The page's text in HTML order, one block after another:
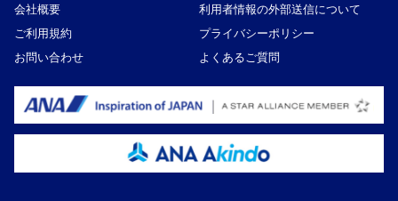
会社概要
利用者情報の外部送信について
ご利用規約
プライバシーポリシー
お問い合わせ
よくあるご質問